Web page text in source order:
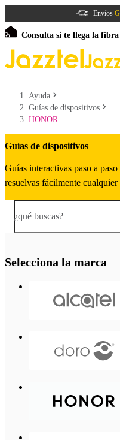
Envíos
Consulta si te llega la fibra
Ayuda
Guías de dispositivos
HONOR
Guías de dispositivos
Guías interactivas paso a
resuelvas fácilmente
¿qué buscas?
Selecciona la marca